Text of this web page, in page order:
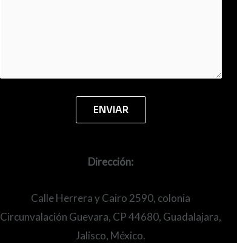
Dirección:
Calle Herrera y Cairo 2590, colonia
Circunvalación Guevara, CP 44680, Guadalajara,
Jalisco, México.